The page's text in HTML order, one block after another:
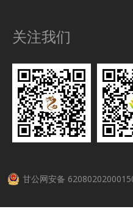
关注我们
甘公网安备